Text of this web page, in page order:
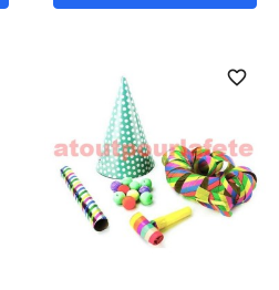
favorite_border